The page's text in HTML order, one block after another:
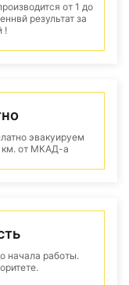
от 1 до
результат за
!
эвакуируем
км. от МКАД-а
начала работы.